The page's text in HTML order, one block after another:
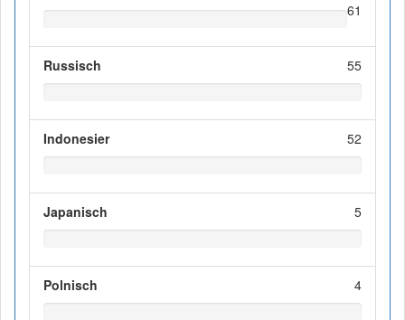
61
Russisch 55
Indonesier 52
Japanisch 5
Polnisch 4